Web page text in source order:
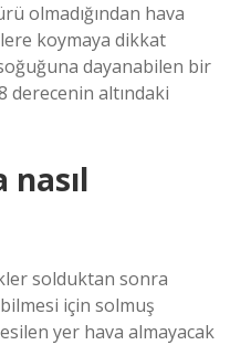
olmadığından hava
koymaya dikkat
soğuğuna dayanabilen bir
derecenin altındaki
nasıl
solduktan sonra
için solmuş
yer hava almayacak